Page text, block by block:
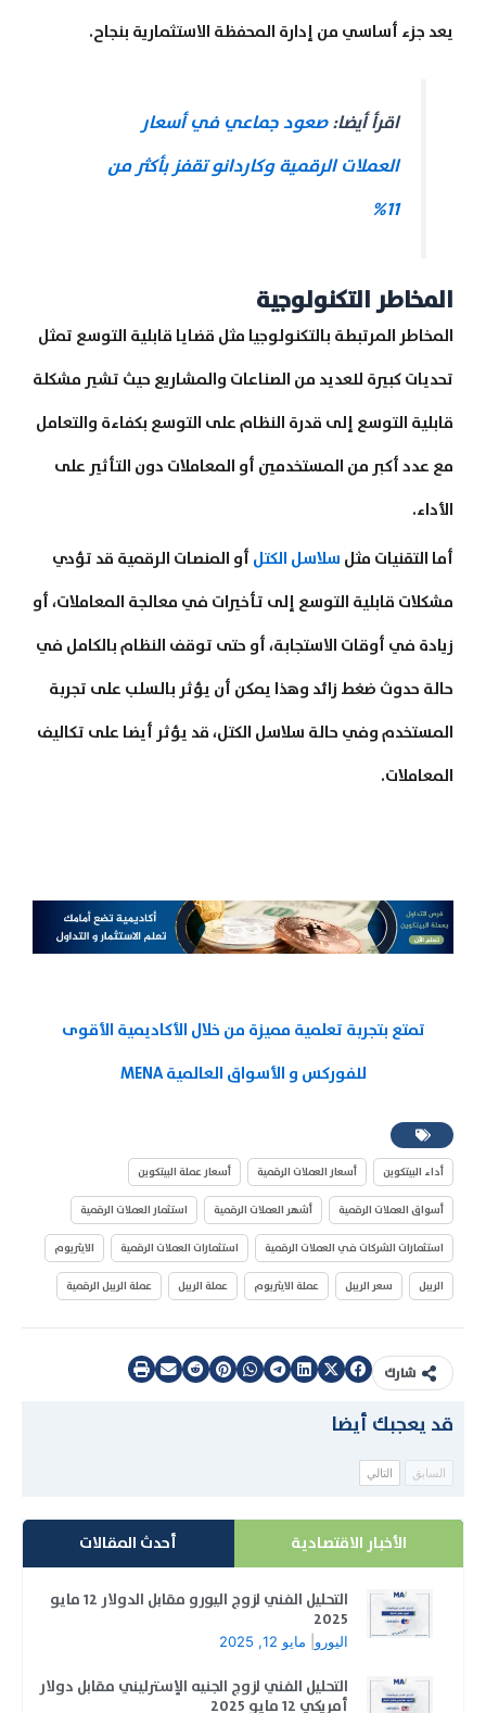
يعد جزء أساسي من إدارة المحفظة الاستثمارية بنجاح.
اقرأ أيضا:صعود جماعي في أسعار
العملات الرقمية وكاردانو تقفز بأكثر من
11%
المخاطر التكنولوجية
المخاطر المرتبطة بالتكنولوجيا مثل قضايا قابلية التوسع تمثل
تحديات كبيرة للعديد من الصناعات والمشاريع حيث تشير مشكلة
قابلية التوسع إلى قدرة النظام على التوسع بكفاءة والتعامل
مع عدد أكبر من المستخدمين أو المعاملات دون التأثير على
الأداء.
أما التقنيات مثل سلاسل الكتل أو المنصات الرقمية قد تؤدي
مشكلات قابلية التوسع إلى تأخيرات في معالجة المعاملات، أو
زيادة في أوقات الاستجابة، أو حتى توقف النظام بالكامل في
حالة حدوث ضغط زائد وهذا يمكن أن يؤثر بالسلب على تجربة
المستخدم وفي حالة سلاسل الكتل، قد يؤثر أيضا على تكاليف
المعاملات.
تمتع بتجربة تعلمية مميزة من خلال الأكاديمية الأقوى
للفوركس و الأسواق العالمية MENA
أداء البيتكوين أسعار العملات الرقمية أسعار عملة البيتكوين
أسواق العملات الرقمية أشهر العملات الرقمية استثمار العملات الرقمية
استثمارات الشركات في العملات الرقمية استثمارات العملات الرقمية الايثريوم
الريبل سعر الريبل عملة الايثريوم عملة الريبل عملة الريبل الرقمية
شارك
قد يعجبك أيضا
السابق التالي
الأخبار الاقتصادية أحدث المقالات
التحليل الفني لزوج اليورو مقابل الدولار 12 مايو
2025
اليورو مايو 12, 2025
التحليل الفني لزوج الجنيه الإسترليني مقابل دولار
أمريكي 12 مايو 2025